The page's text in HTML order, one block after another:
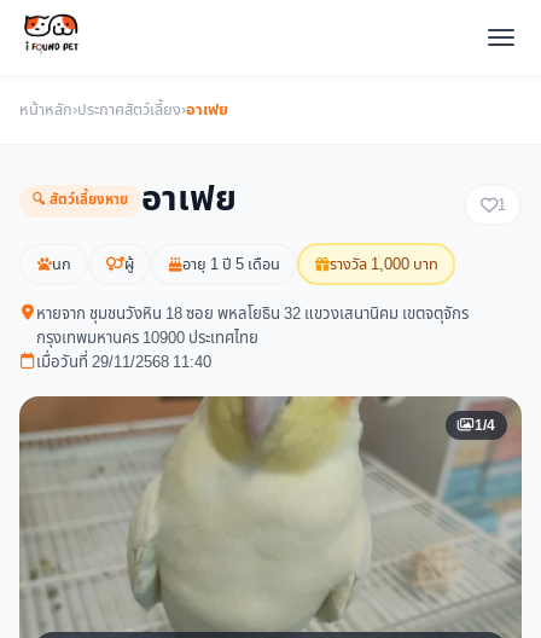
หน้าหลัก›ประกาศสัตว์เลี้ยง›อาเฟย
🔍 สัตว์เลี้ยงหาย อาเฟย 1
นก ผู้ อายุ 1 ปี 5 เดือน รางวัล 1,000 บาท
หายจาก ชุมชนวังหิน 18 ซอย พหลโยธิน 32 แขวงเสนานิคม เขตจตุจักร
กรุงเทพมหานคร 10900 ประเทศไทย
เมื่อวันที่ 29/11/2568 11:40
1/4